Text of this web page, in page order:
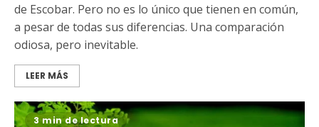
de Escobar. Pero no es lo único que tienen en común,
a pesar de todas sus diferencias. Una comparación
odiosa, pero inevitable.
LEER MÁS
3 min de lectura